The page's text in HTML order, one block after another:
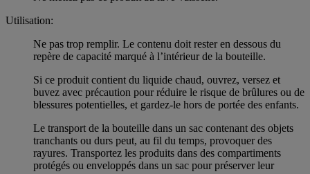
Utilisation:
Ne pas trop remplir. Le contenu doit rester en dessous du
repère de capacité marqué à l’intérieur de la bouteille.
Si ce produit contient du liquide chaud, ouvrez, versez et
buvez avec précaution pour réduire le risque de brûlures ou de
blessures potentielles, et gardez-le hors de portée des enfants.
Le transport de la bouteille dans un sac contenant des objets
tranchants ou durs peut, au fil du temps, provoquer des
rayures. Transportez les produits dans des compartiments
protégés ou enveloppés dans un sac pour préserver leur